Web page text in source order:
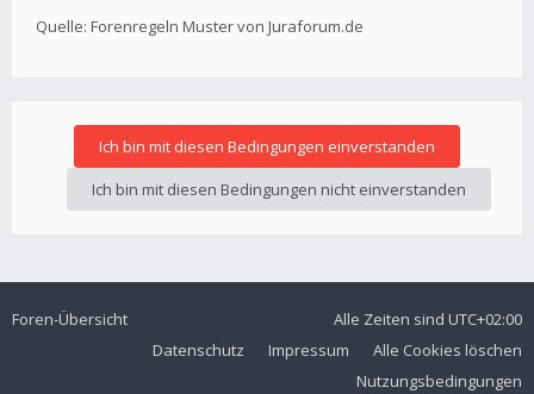
Quelle: Forenregeln Muster von Juraforum.de
Foren-Übersicht Alle Zeiten sind UTC+02:00
Alle Cookies löschen
Impressum
Datenschutz
Nutzungsbedingungen